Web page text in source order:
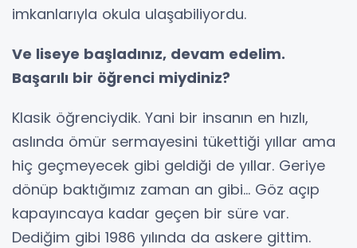
imkanlarıyla okula ulaşabiliyordu.
Ve liseye başladınız, devam edelim.
Başarılı bir öğrenci miydiniz?
Klasik öğrenciydik. Yani bir insanın en hızlı,
aslında ömür sermayesini tükettiği yıllar ama
hiç geçmeyecek gibi geldiği de yıllar. Geriye
dönüp baktığımız zaman an gibi... Göz açıp
kapayıncaya kadar geçen bir süre var.
Dediğim gibi 1986 yılında da askere gittim.